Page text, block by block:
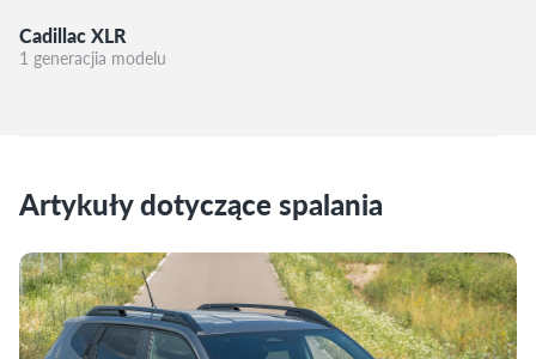
Cadillac XLR
1 generacjia modelu
Artykuły dotyczące spalania